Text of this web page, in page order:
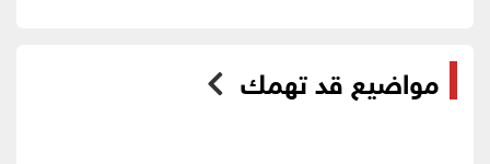
مواضيع قد تهمك